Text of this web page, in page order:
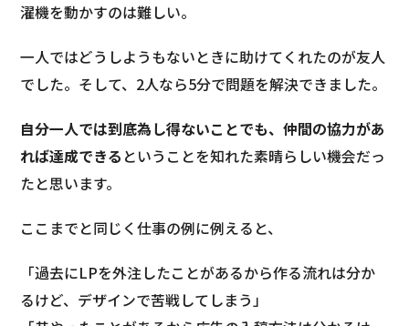
濯機を動かすのは難しい。
一人ではどうしようもないときに助けてくれたのが友人
でした。そして、2人なら5分で問題を解決できました。
自分一人では到底為し得ないことでも、仲間の協力があ
れば達成できる ということを知れた素晴らしい機会だっ
たと思います。
ここまでと同じく仕事の例に例えると、
「過去にLPを外注したことがあるから作る流れは分か
るけど、デザインで苦戦してしまう」